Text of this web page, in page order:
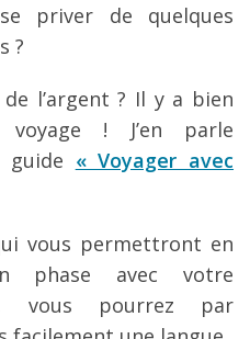
priver de quelques
?
l’argent ? Il y a bien
voyage ! J’en parle
guide « Voyager avec
vous permettront en
phase avec votre
vous pourrez par